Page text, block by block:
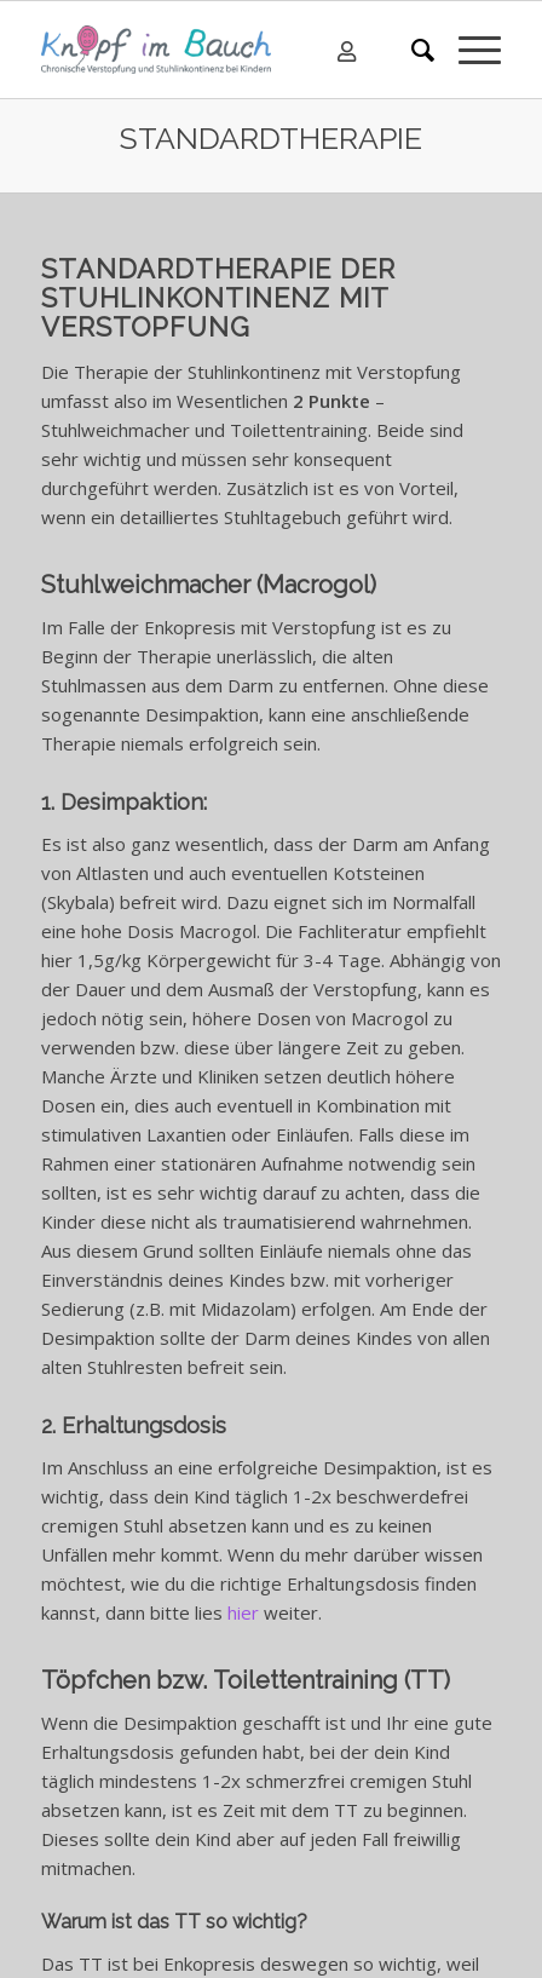
STANDARDTHERAPIE
STANDARDTHERAPIE DER
STUHLINKONTINENZ MIT
VERSTOPFUNG
Die Therapie der Stuhlinkontinenz mit Verstopfung
umfasst also im Wesentlichen 2 Punkte –
Stuhlweichmacher und Toilettentraining. Beide sind
sehr wichtig und müssen sehr konsequent
durchgeführt werden. Zusätzlich ist es von Vorteil,
wenn ein detailliertes Stuhltagebuch geführt wird.
Stuhlweichmacher (Macrogol)
Im Falle der Enkopresis mit Verstopfung ist es zu
Beginn der Therapie unerlässlich, die alten
Stuhlmassen aus dem Darm zu entfernen. Ohne diese
sogenannte Desimpaktion, kann eine anschließende
Therapie niemals erfolgreich sein.
1. Desimpaktion:
Es ist also ganz wesentlich, dass der Darm am Anfang
von Altlasten und auch eventuellen Kotsteinen
(Skybala) befreit wird. Dazu eignet sich im Normalfall
eine hohe Dosis Macrogol. Die Fachliteratur empfiehlt
hier 1,5g/kg Körpergewicht für 3-4 Tage. Abhängig von
der Dauer und dem Ausmaß der Verstopfung, kann es
jedoch nötig sein, höhere Dosen von Macrogol zu
verwenden bzw. diese über längere Zeit zu geben.
Manche Ärzte und Kliniken setzen deutlich höhere
Dosen ein, dies auch eventuell in Kombination mit
stimulativen Laxantien oder Einläufen. Falls diese im
Rahmen einer stationären Aufnahme notwendig sein
sollten, ist es sehr wichtig darauf zu achten, dass die
Kinder diese nicht als traumatisierend wahrnehmen.
Aus diesem Grund sollten Einläufe niemals ohne das
Einverständnis deines Kindes bzw. mit vorheriger
Sedierung (z.B. mit Midazolam) erfolgen. Am Ende der
Desimpaktion sollte der Darm deines Kindes von allen
alten Stuhlresten befreit sein.
2. Erhaltungsdosis
Im Anschluss an eine erfolgreiche Desimpaktion, ist es
wichtig, dass dein Kind täglich 1-2x beschwerdefrei
cremigen Stuhl absetzen kann und es zu keinen
Unfällen mehr kommt. Wenn du mehr darüber wissen
möchtest, wie du die richtige Erhaltungsdosis finden
kannst, dann bitte lies hierweiter.
Töpfchen bzw. Toilettentraining (TT)
Wenn die Desimpaktion geschafft ist und Ihr eine gute
Erhaltungsdosis gefunden habt, bei der dein Kind
täglich mindestens 1-2x schmerzfrei cremigen Stuhl
absetzen kann, ist es Zeit mit dem TT zu beginnen.
Dieses sollte dein Kind aber auf jeden Fall freiwillig
mitmachen.
Warum ist das TT so wichtig?
Das TT ist bei Enkopresis deswegen so wichtig, weil